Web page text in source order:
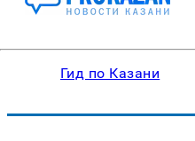
Гид по Казани